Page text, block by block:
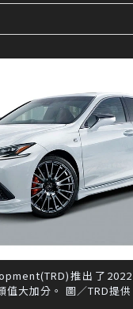
推出了2022
值大加分。 圖／TRD提供